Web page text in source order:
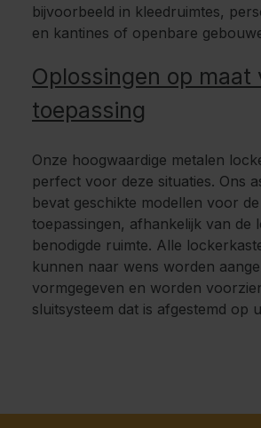
bijvoorbeeld in kleedruimtes,
en kantines of openbare
Oplossingen op maat
toepassing
Onze hoogwaardige metalen
perfect voor deze situaties. Ons
bevat geschikte modellen voor
toepassingen, afhankelijk van de
benodigde ruimte. Alle
kunnen naar wens worden
vormgegeven en worden
sluitsysteem dat is afgestemd op